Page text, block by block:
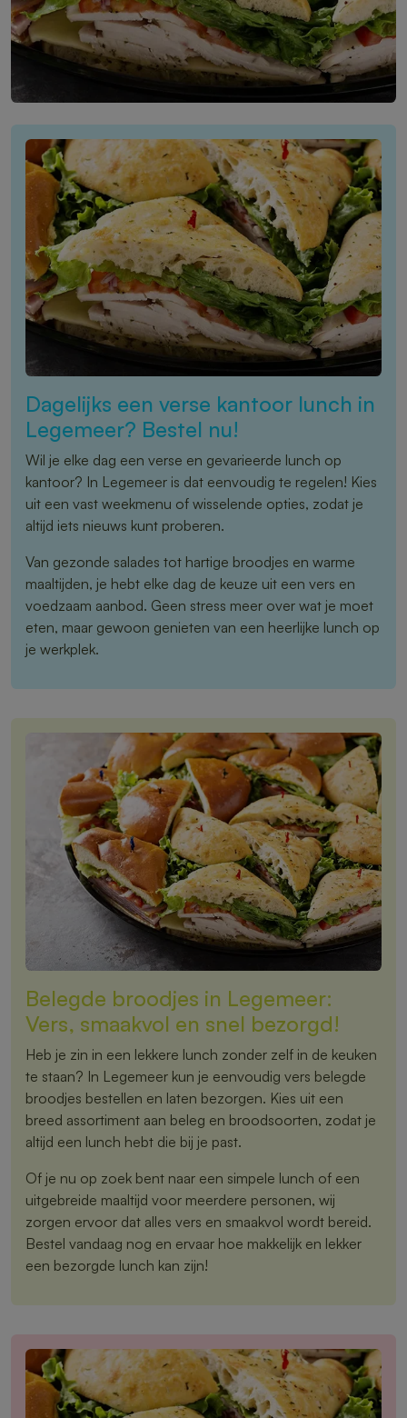
Dagelijks een verse kantoor lunch in
Legemeer? Bestel nu!
Wil je elke dag een verse en gevarieerde lunch op
kantoor? In Legemeer is dat eenvoudig te regelen! Kies
uit een vast weekmenu of wisselende opties, zodat je
altijd iets nieuws kunt proberen.
Van gezonde salades tot hartige broodjes en warme
maaltijden, je hebt elke dag de keuze uit een vers en
voedzaam aanbod. Geen stress meer over wat je moet
eten, maar gewoon genieten van een heerlijke lunch op
je werkplek.
Belegde broodjes in Legemeer:
Vers, smaakvol en snel bezorgd!
Heb je zin in een lekkere lunch zonder zelf in de keuken
te staan? In Legemeer kun je eenvoudig vers belegde
broodjes bestellen en laten bezorgen. Kies uit een
breed assortiment aan beleg en broodsoorten, zodat je
altijd een lunch hebt die bij je past.
Of je nu op zoek bent naar een simpele lunch of een
uitgebreide maaltijd voor meerdere personen, wij
zorgen ervoor dat alles vers en smaakvol wordt bereid.
Bestel vandaag nog en ervaar hoe makkelijk en lekker
een bezorgde lunch kan zijn!